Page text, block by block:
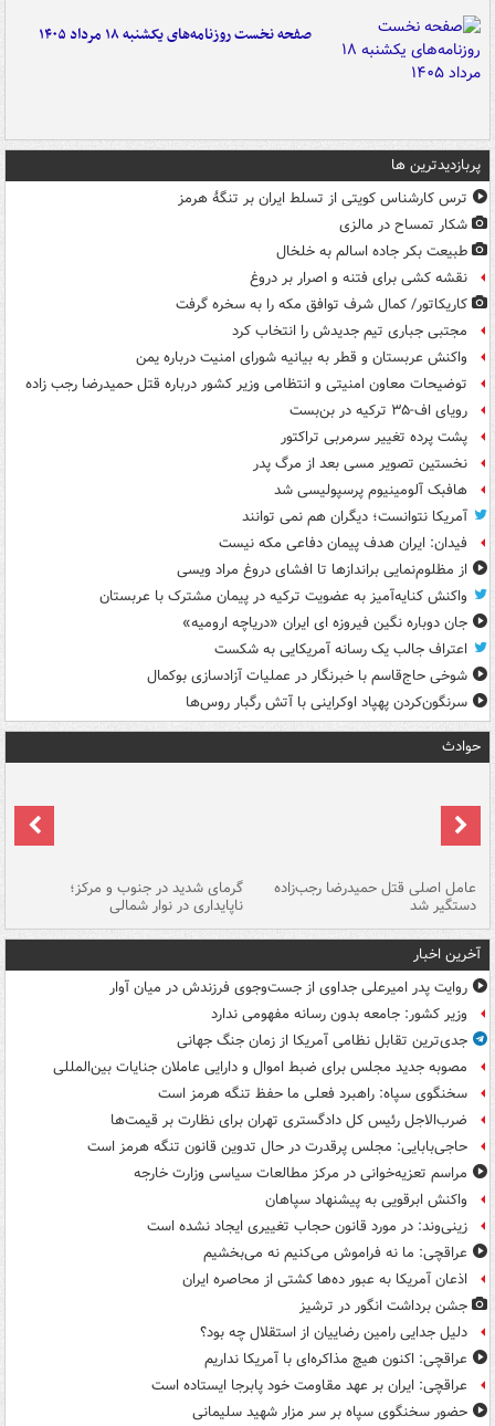
صفحه نخست روزنامه‌های یکشنبه ۱۸ مرداد ۱۴۰۵
پربازدیدترین ها
ترس کارشناس کویتی از تسلط ایران بر تنگۀ هرمز
شکار تمساح در مالزی
طبیعت بکر جاده اسالم به خلخال
نقشه کشی برای فتنه و اصرار بر دروغ
کاریکاتور/ کمال شرف توافق مکه را به سخره گرفت
مجتبی جباری تیم جدیدش را انتخاب کرد
واکنش عربستان و قطر به بیانیه شورای امنیت درباره یمن
توضیحات معاون امنیتی و انتظامی وزیر کشور درباره قتل حمیدرضا رجب زاده
رویای اف-۳۵ ترکیه در بن‌بست
پشت پرده تغییر سرمربی تراکتور
نخستین تصویر مسی بعد از مرگ پدر
هافبک آلومینیوم پرسپولیسی شد
آمریکا نتوانست؛ دیگران هم نمی توانند
فیدان: ایران هدف پیمان دفاعی مکه نیست
از مظلوم‌نمایی براندازها تا افشای دروغ مراد ویسی
واکنش کنایه‌آمیز به عضویت ترکیه در پیمان مشترک با عربستان
جان دوباره نگین فیروزه ای ایران «دریاچه ارومیه»
اعتراف جالب یک رسانه آمریکایی به شکست
شوخی حاج‌قاسم با خبرنگار در عملیات آزادسازی بوکمال
سرنگون‌کردن پهپاد اوکراینی با آتش رگبار روس‌ها
حوادث
عامل اصلی قتل حمیدرضا رجب‌زاده
دستگیر شد
گرمای شدید در جنوب و مرکز؛
ناپایداری در نوار شمالی
آخرین اخبار
روایت پدر امیرعلی جداوی از جست‌وجوی فرزندش در میان آوار
وزیر کشور: جامعه بدون رسانه مفهومی ندارد
جدی‌ترین تقابل نظامی آمریکا از زمان جنگ جهانی
مصوبه جدید مجلس برای ضبط اموال و دارایی عاملان جنایات بین‌المللی
سخنگوی سپاه: راهبرد فعلی ما حفظ تنگه هرمز است
ضرب‌الاجل رئیس کل دادگستری تهران برای نظارت بر قیمت‌ها
حاجی‌بابایی: مجلس پرقدرت در حال تدوین قانون تنگه هرمز است
مراسم تعزیه‌خوانی در مرکز مطالعات سیاسی وزارت خارجه
واکنش ابرقویی به پیشنهاد سپاهان
زینی‌وند: در مورد قانون حجاب تغییری ایجاد نشده است
عراقچی: ما نه فراموش می‌کنیم نه می‌بخشیم
اذعان آمریکا به عبور ده‌ها کشتی از محاصره ایران
جشن برداشت انگور در ترشیز
دلیل جدایی رامین رضاییان از استقلال چه بود؟
عراقچی: اکنون هیچ مذاکره‌ای با آمریکا نداریم
عراقچی: ایران بر عهد مقاومت خود پابرجا ایستاده است
حضور سخنگوی سپاه بر سر مزار شهید سلیمانی